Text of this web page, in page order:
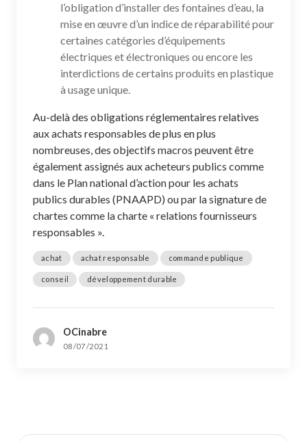
l’obligation d’installer des fontaines d’eau, la
mise en œuvre d’un indice de réparabilité pour
certaines catégories d’équipements
électriques et électroniques ou encore les
interdictions de certains produits en plastique
à usage unique.
Au-delà des obligations réglementaires relatives
aux achats responsables de plus en plus
nombreuses, des objectifs macros peuvent être
également assignés aux acheteurs publics comme
dans le Plan national d’action pour les achats
publics durables (PNAAPD) ou par la signature de
chartes comme la charte « relations fournisseurs
responsables ».
achat achat responsable commande publique
conseil développement durable
OCinabre
08/07/2021